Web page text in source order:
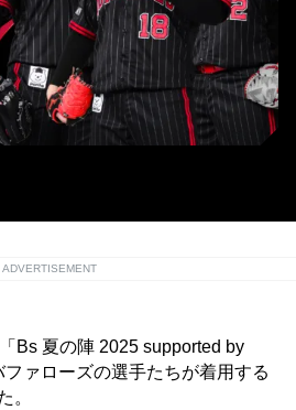
ADVERTISEMENT
Bs 夏の陣 2025 supported by
ァローズの選手たちが着用する
。